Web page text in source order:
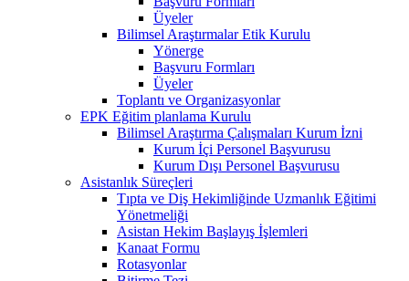
Üyeler
Bilimsel Araştırmalar Etik Kurulu
Yönerge
Başvuru Formları
Üyeler
Toplantı ve Organizasyonlar
EPK Eğitim planlama Kurulu
Bilimsel Araştırma Çalışmaları Kurum İzni
Kurum İçi Personel Başvurusu
Kurum Dışı Personel Başvurusu
Asistanlık Süreçleri
Tıpta ve Diş Hekimliğinde Uzmanlık Eğitimi
Yönetmeliği
Asistan Hekim Başlayış İşlemleri
Kanaat Formu
Rotasyonlar